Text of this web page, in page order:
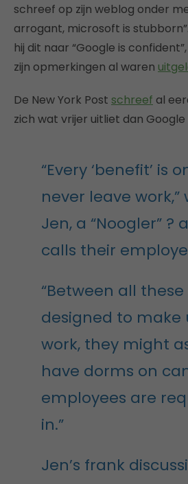
schreef op zijn weblog onder
arrogant, microsoft is
hij dit naar “Google is
zijn opmerkingen al waren
De New York Post schreef al
zich wat vrijer uitliet dan Google
“Every ‘benefit’ is
never leave
Jen, a “Noogler” ?
calls their
“Between all
designed to make
work, they might
have dorms on
employees are
in.”
Jen’s frank